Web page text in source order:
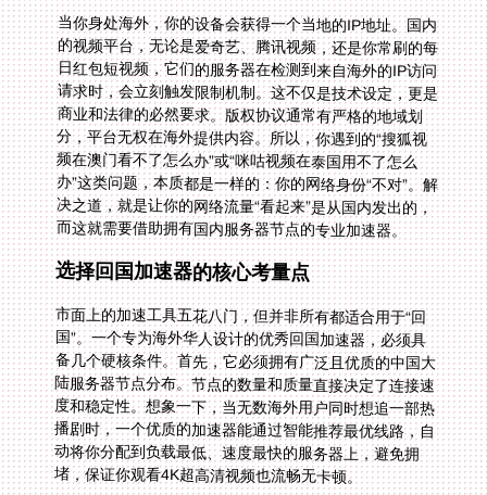
当你身处海外，你的设备会获得一个当地的IP地址。国内
的视频平台，无论是爱奇艺、腾讯视频，还是你常刷的每
日红包短视频，它们的服务器在检测到来自海外的IP访问
请求时，会立刻触发限制机制。这不仅是技术设定，更是
商业和法律的必然要求。版权协议通常有严格的地域划
分，平台无权在海外提供内容。所以，你遇到的“搜狐视
频在澳门看不了怎么办”或“咪咕视频在泰国用不了怎么
办”这类问题，本质都是一样的：你的网络身份“不对”。解
决之道，就是让你的网络流量“看起来”是从国内发出的，
而这就需要借助拥有国内服务器节点的专业加速器。
选择回国加速器的核心考量点
市面上的加速工具五花八门，但并非所有都适合用于“回
国”。一个专为海外华人设计的优秀回国加速器，必须具
备几个硬核条件。首先，它必须拥有广泛且优质的中国大
陆服务器节点分布。节点的数量和质量直接决定了连接速
度和稳定性。想象一下，当无数海外用户同时想追一部热
播剧时，一个优质的加速器能通过智能推荐最优线路，自
动将你分配到负载最低、速度最快的服务器上，避免拥
堵，保证你观看4K超高清视频也流畅无卡顿。